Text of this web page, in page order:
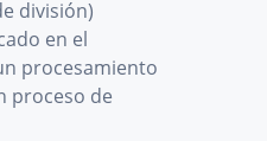
división)
en el
procesamiento
proceso de